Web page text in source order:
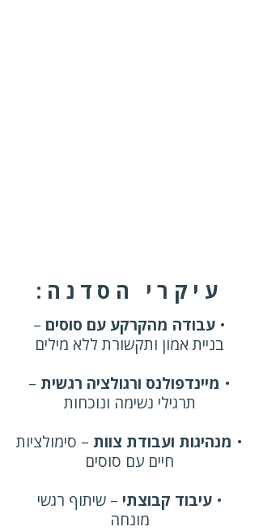
עיקרי הסדנה:
• עבודה מהקרקע עם סוסים –
בניית אמון ותקשורת ללא מילים
• מיינדפולנס ורגולציה רגשית –
תרגילי נשימה ונוכחות
• מנהיגות ועבודת צוות – סימולציות
חיים עם סוסים
•עיבוד קבוצתי – שיתוף רגשי
מונחה